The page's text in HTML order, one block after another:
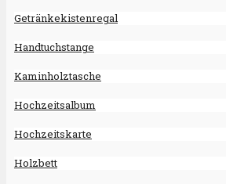
Getränkekistenregal
Handtuchstange
Kaminholztasche
Hochzeitsalbum
Hochzeitskarte
Holzbett